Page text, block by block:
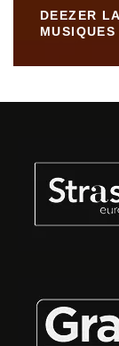
DEEZER